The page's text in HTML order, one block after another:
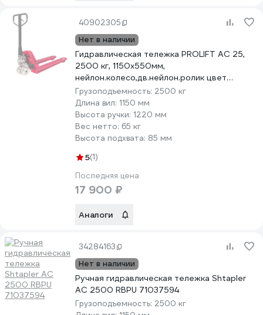
40902305
Нет в наличии
Гидравлическая тележка PROLIFT AC 25,
2500 кг, 1150х550мм,
нейлон.колесо,дв.нейлон.ролик цвет
красный AC 25-1150x550-N/N-R
Грузоподъемность: 2500 кг
Длина вил: 1150 мм
Высота ручки: 1220 мм
Вес нетто: 65 кг
Высота подхвата: 85 мм
5(1)
Последняя цена
17 900 ₽
Аналоги
34284163
Нет в наличии
Ручная гидравлическая тележка Shtapler
AC 2500 RBPU 71037594
Грузоподъемность: 2500 кг